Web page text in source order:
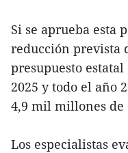
Si se aprueba esta
reducción prevista
presupuesto
2025 y todo el año
4,9 mil millones de
Los especialistas